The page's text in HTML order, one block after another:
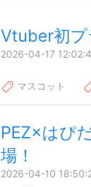
Vtuber初
2026-04-17
マスコット
PEZ×はぴ
場！
2026-04-10